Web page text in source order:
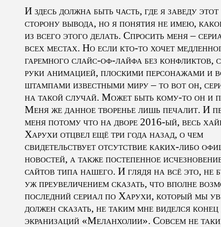
И здесь должна быть часть, где я заведу этот
сторону вывода, но я понятия не имею,
из всего этого делать. Спросить меня –
всех местах. Но если кто-то хочет
гаремного слайс-оф-лайфа без конфликтов,
руки анимацией, плоскими персонажами и
штампами известными миру – то вот он,
на такой случай. Может быть кому-то он и
Меня же данное творенье лишь печалит. И
меня потому что на дворе 2016-ый, весь
Харухи отцвел ещё три года назад, о чем
свидетельствует отсутствие каких-либо
новостей, а также постепенное
сайтов типа нашего. И глядя на всё это, не
уж преувеличением сказать, что вполне
последний сериал по Харухи, который мы
должен сказать, не таким мне виделся конец
экранизаций «Меланхолии». Совсем не